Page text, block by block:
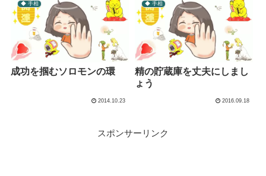
◆ 手相
成功を掴むソロモンの環
2014.10.23
◆ 手相
精の貯蔵庫を丈夫にしまし
ょう
2016.09.18
スポンサーリンク